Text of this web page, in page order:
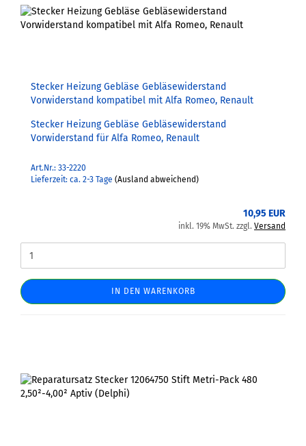
Stecker Heizung Gebläse Gebläsewiderstand
Vorwiderstand kompatibel mit Alfa Romeo, Renault
Stecker Heizung Gebläse Gebläsewiderstand
Vorwiderstand für Alfa Romeo, Renault
Art.Nr.: 33-2220
Lieferzeit: ca. 2-3 Tage (Ausland abweichend)
10,95 EUR
inkl. 19% MwSt. zzgl. Versand
IN DEN WARENKORB